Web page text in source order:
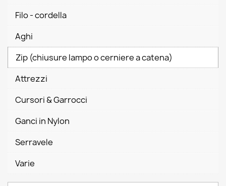
Filo - cordella
Aghi
Zip (chiusure lampo o cerniere a catena)
Attrezzi
Cursori & Garrocci
Ganci in Nylon
Serravele
Varie